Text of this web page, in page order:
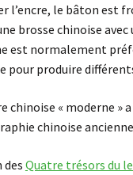
l’encre, le bâton est
brosse chinoise
est normalement
pour produire
chinoise « moderne »
chinoise
des Quatre trésors du